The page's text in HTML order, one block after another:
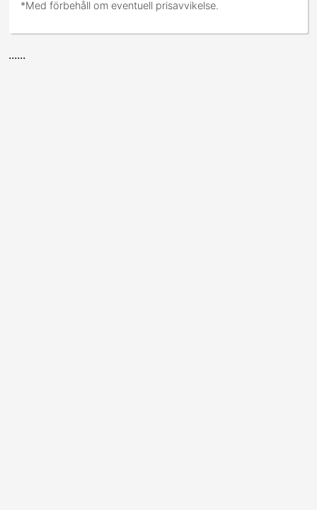
*Med förbehåll om eventuell prisavvikelse.
......